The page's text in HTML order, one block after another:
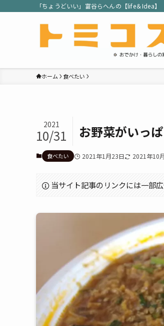
「ちょうどいい」富谷らへんの【life＆Idea】
ホーム 食べたい
お野菜がいっ
2021
10/31
食べたい 2021年1月23日 2021年10
当サイト記事のリンクには一部